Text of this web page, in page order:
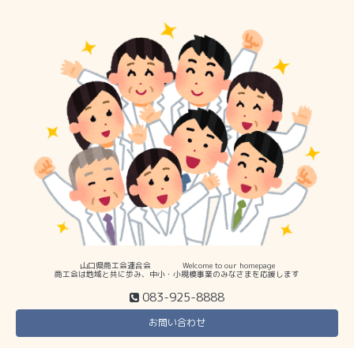
山口県商工会連合会 Welcome to our homepage
商工会は地域と共に歩み、中小・小規模事業のみなさまを応援します
083-925-8888
お問い合わせ